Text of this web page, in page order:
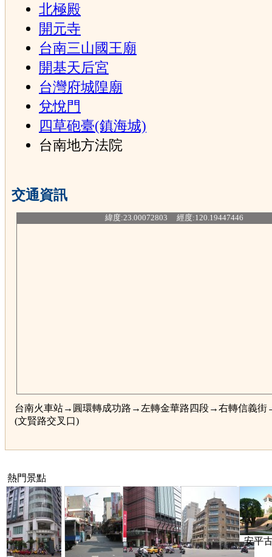
北極殿
開元寺
台南三山國王廟
開基天后宮
台灣府城隍廟
兌悅門
四草砲臺(鎮海城)
台南地方法院
交通資訊
緯度:23.00072803 經度:120.19447446
台南火車站→圓環轉成功路→左轉金華路四段→右轉信義街
(文賢路交叉口)
熱門景點
安平